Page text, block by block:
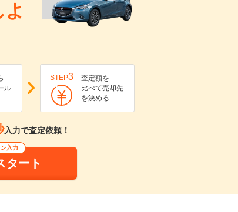
よ
ル
STEP3
査定額を
比べて売却先
を決める
入力で査定依頼！
入力
タート